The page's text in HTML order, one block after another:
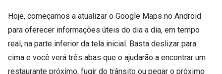
Hoje, começamos a atualizar o Google Maps no Android
para oferecer informações úteis do dia a dia, em tempo
real, na parte inferior da tela inicial. Basta deslizar para
cima e você verá três abas que o ajudarão a encontrar um
restaurante próximo, fugir do trânsito ou pegar o próximo